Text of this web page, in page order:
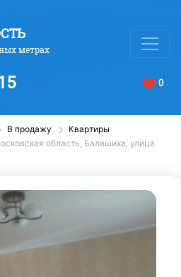
метрах
0
В продажу
Квартиры
область, Балашиха, улица